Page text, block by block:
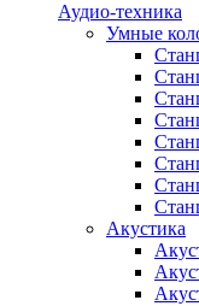
Аудио-техника
Умные
Акустика